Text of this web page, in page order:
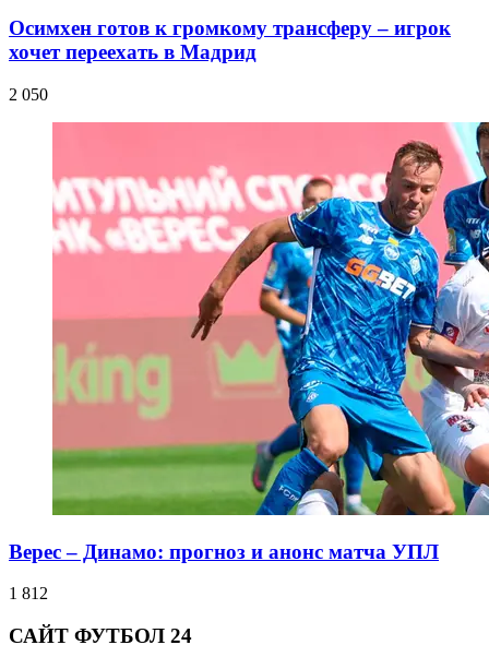
Осимхен готов к громкому трансферу – игрок
хочет переехать в Мадрид
2 050
Верес – Динамо: прогноз и анонс матча УПЛ
1 812
САЙТ ФУТБОЛ 24